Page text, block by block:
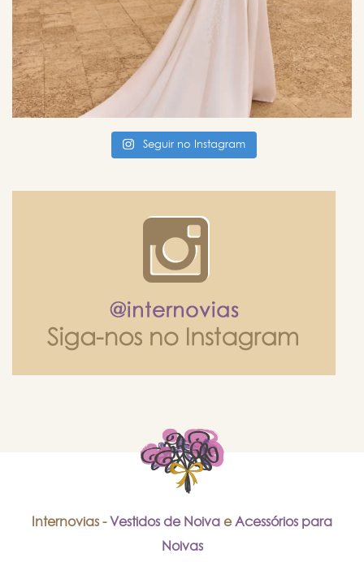
Seguir no Instagram
Internovias - Vestidos de Noiva eAcessórios para
Noivas